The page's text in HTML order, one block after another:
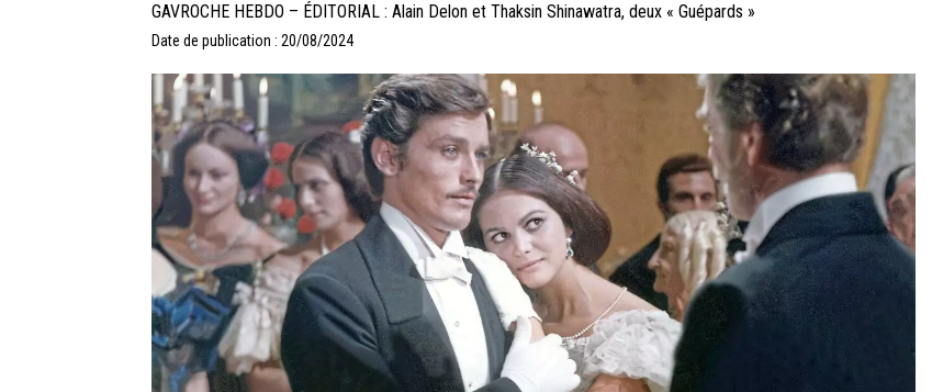
GAVROCHE HEBDO – ÉDITORIAL : Alain Delon et Thaksin Shinawatra, deux « Guépards »
Date de publication : 20/08/2024